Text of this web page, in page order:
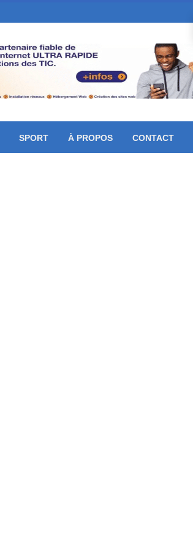
SPORT À PROPOS CONTACT